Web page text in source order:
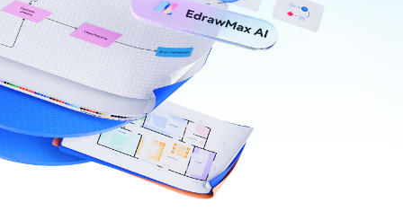
支援
10款實用的Excel WBS範本 >
款實用Excel流程圖範本推薦 >